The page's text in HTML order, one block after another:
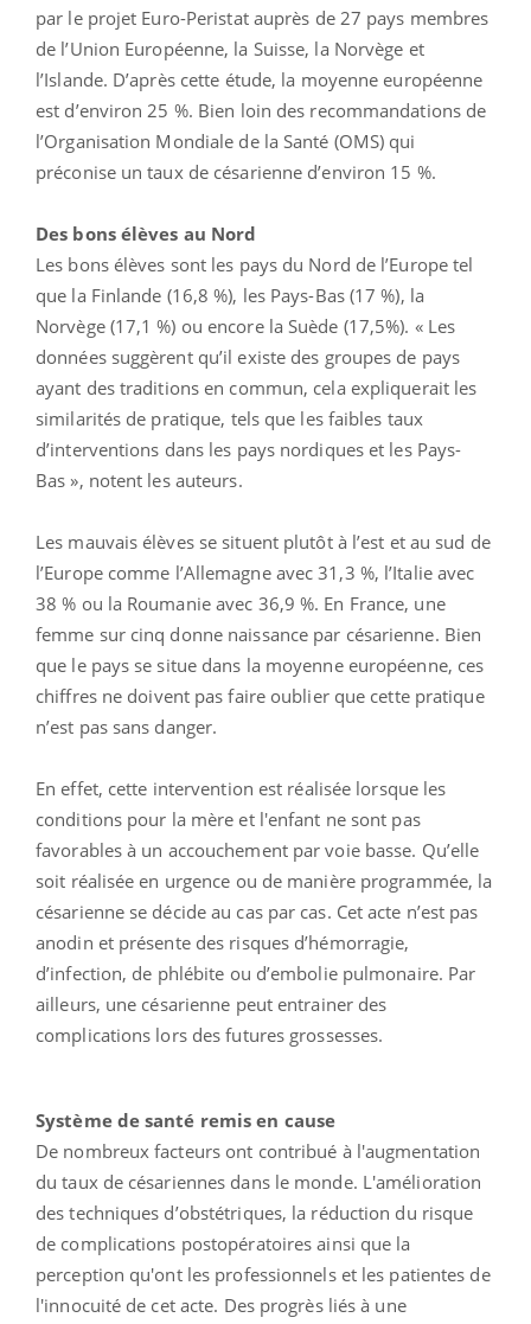
par le projet Euro-Peristat auprès de 27 pays membres
de l’Union Européenne, la Suisse, la Norvège et
l’Islande. D’après cette étude, la moyenne européenne
est d’environ 25 %. Bien loin des recommandations de
l’Organisation Mondiale de la Santé (OMS) qui
préconise un taux de césarienne d’environ 15 %.
Des bons élèves au Nord
Les bons élèves sont les pays du Nord de l’Europe tel
que la Finlande (16,8 %), les Pays-Bas (17 %), la
Norvège (17,1 %) ou encore la Suède (17,5%). « Les
données suggèrent qu’il existe des groupes de pays
ayant des traditions en commun, cela expliquerait les
similarités de pratique, tels que les faibles taux
d’interventions dans les pays nordiques et les Pays-
Bas », notent les auteurs.
Les mauvais élèves se situent plutôt à l’est et au sud de
l’Europe comme l’Allemagne avec 31,3 %, l’Italie avec
38 % ou la Roumanie avec 36,9 %. En France, une
femme sur cinq donne naissance par césarienne. Bien
que le pays se situe dans la moyenne européenne, ces
chiffres ne doivent pas faire oublier que cette pratique
n’est pas sans danger.
En effet, cette intervention est réalisée lorsque les
conditions pour la mère et l'enfant ne sont pas
favorables à un accouchement par voie basse. Qu’elle
soit réalisée en urgence ou de manière programmée, la
césarienne se décide au cas par cas. Cet acte n’est pas
anodin et présente des risques d’hémorragie,
d’infection, de phlébite ou d’embolie pulmonaire. Par
ailleurs, une césarienne peut entrainer des
complications lors des futures grossesses.
Système de santé remis en cause
De nombreux facteurs ont contribué à l'augmentation
du taux de césariennes dans le monde. L'amélioration
des techniques d’obstétriques, la réduction du risque
de complications postopératoires ainsi que la
perception qu'ont les professionnels et les patientes de
l'innocuité de cet acte. Des progrès liés à une